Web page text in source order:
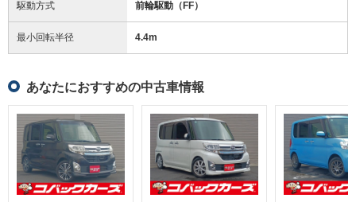
駆動方式 前輪駆動（FF）
最小回転半径 4.4m
あなたにおすすめの中古車情報